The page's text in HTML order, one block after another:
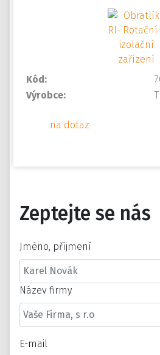
Kód:
Výrobce:
na dotaz
Zeptejte se nás
Jméno, příjmení
Název firmy
E-mail